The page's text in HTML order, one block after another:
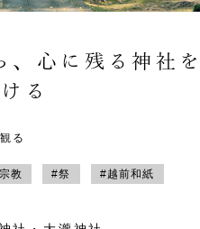
心に残る神社を
る
観る
教 #祭 #越前和紙